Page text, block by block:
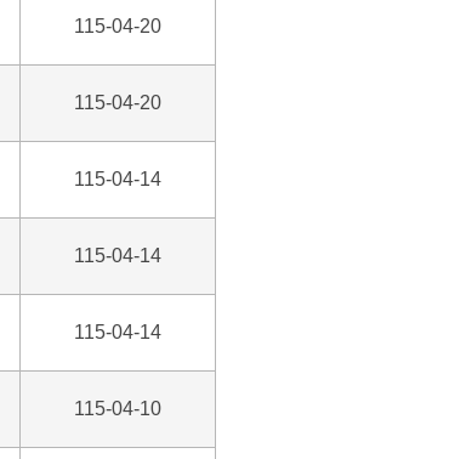
115-04-20
115-04-20
115-04-14
115-04-14
115-04-14
115-04-10